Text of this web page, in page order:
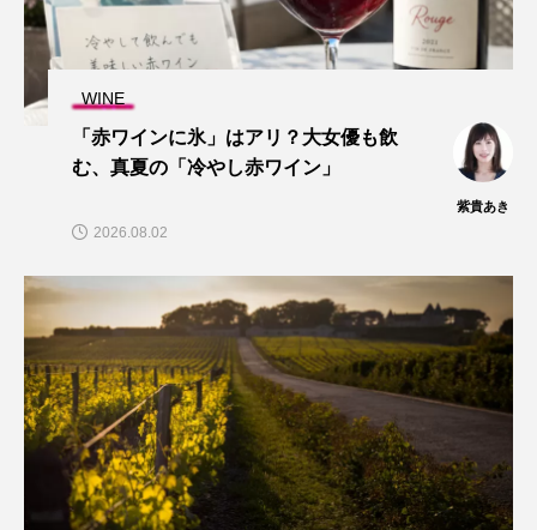
WINE
「赤ワインに氷」はアリ？大女優も飲
む、真夏の「冷やし赤ワイン」
紫貴あき
2026.08.02